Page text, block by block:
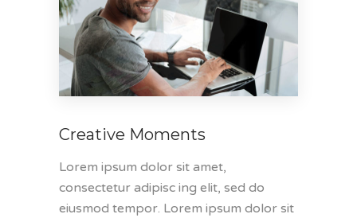
Creative Moments
Lorem ipsum dolor sit amet,
consectetur adipisc ing elit, sed do
eiusmod tempor. Lorem ipsum dolor sit